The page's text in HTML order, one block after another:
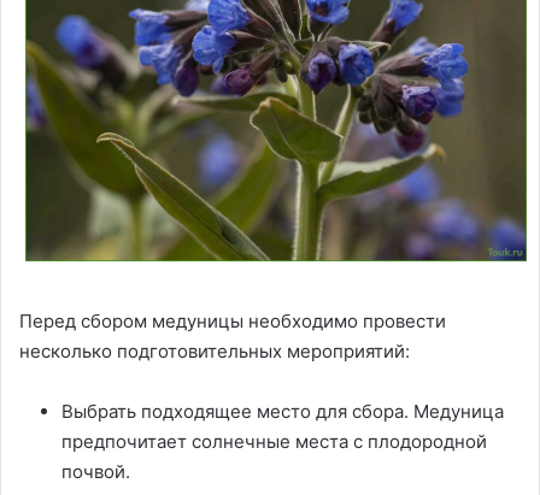
Перед сбором медуницы необходимо провести
несколько подготовительных мероприятий:
Выбрать подходящее место для сбора. Медуница
предпочитает солнечные места с плодородной
почвой.